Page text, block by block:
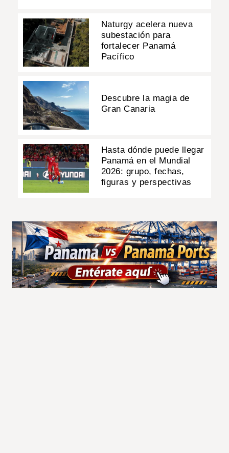
Naturgy acelera nueva
subestación para
fortalecer Panamá
Pacífico
Descubre la magia de
Gran Canaria
Hasta dónde puede llegar
Panamá en el Mundial
2026: grupo, fechas,
figuras y perspectivas